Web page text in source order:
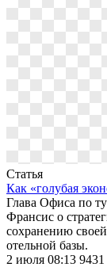
Статья
Как «голубая
Глава Офиса по
Франсис о
сохранению
отельной базы.
2 июля 08:13 9431